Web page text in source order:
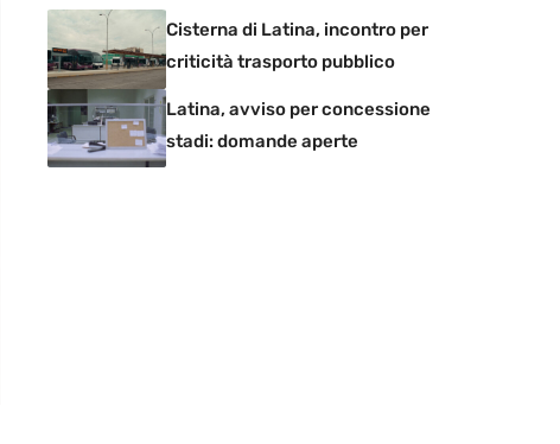
Cisterna di Latina, incontro per
criticità trasporto pubblico
Latina, avviso per concessione
stadi: domande aperte